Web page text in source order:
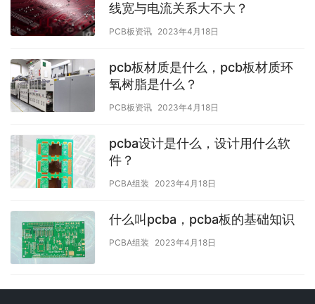
线宽与电流关系大不大？
PCB板资讯 2023年4月18日
pcb板材质是什么，pcb板材质环
氧树脂是什么？
PCB板资讯 2023年4月18日
pcba设计是什么，设计用什么软
件？
PCBA组装 2023年4月18日
什么叫pcba，pcba板的基础知识
PCBA组装 2023年4月18日